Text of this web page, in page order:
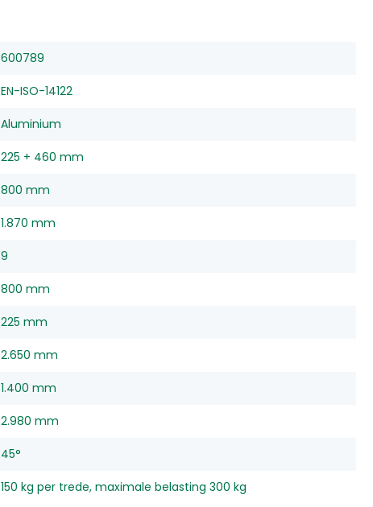
600789
EN-ISO-14122
Aluminium
225 + 460 mm
800 mm
1.870 mm
9
800 mm
225 mm
2.650 mm
1.400 mm
2.980 mm
45°
150 kg per trede, maximale belasting 300 kg